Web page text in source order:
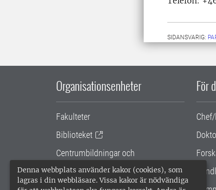
Denna webbplats använder kakor (cookies), som
lagras i din webbläsare. Vissa kakor är nödvändiga
SIDANSVARIG:
Organisationsenheter
Fakulteter
Biblioteket
Centrumbildningar och
samarbetsprojekt
Gemensamma verksamhetsstödet
För